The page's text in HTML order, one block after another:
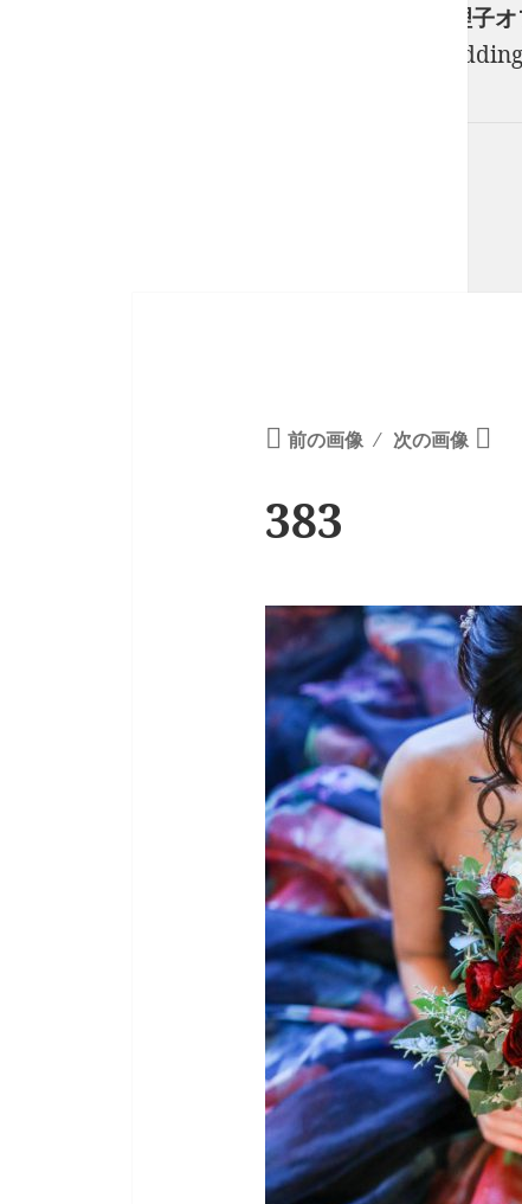
フリーランスウエディングプランナー山口真理
フリーのウエディングプランナーStory of
前の画像 次の画像
383